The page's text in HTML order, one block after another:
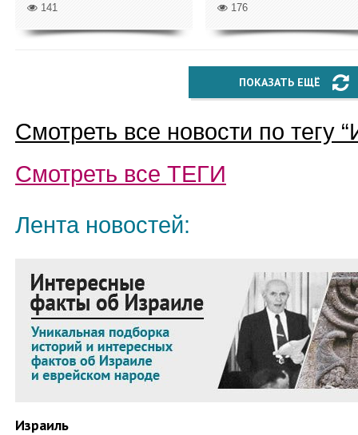
141 176
ПОКАЗАТЬ ЕЩЁ
Смотреть все новости по тегу “
Смотреть все ТЕГИ
Лента новостей:
Израиль